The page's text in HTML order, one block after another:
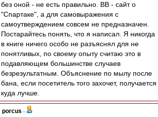
без оной - не есть правильно. ВВ - сайт о
"Спартаке", а для самовыражения с
самоутверждением совсем не предназначен.
Постарайтесь понять, что я написал. Я никогда
в книге ничего особо не разъяснял для не
понятливых, по своему опыту считаю это в
подавляющем большинстве случаев
безрезультатным. Объяснение по мылу после
бана, если посетитель того захочет, получается
куда лучше.
porcus -